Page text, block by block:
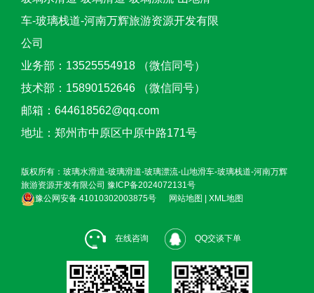
车-玻璃栈道-河南万辉旅游资源开发有限
公司
业务部：13525554918 （微信同号）
技术部：15890152646 （微信同号）
邮箱：644618562@qq.com
地址：郑州市中原区中原中路171号
版权所有：玻璃水滑道-玻璃滑道-玻璃漂流-山地滑车-玻璃栈道-河南万辉
旅游资源开发有限公司 豫ICP备2024072131号
豫公网安备 41010302003875号
网站地图 | XML地图
在线咨询 QQ交谈下单